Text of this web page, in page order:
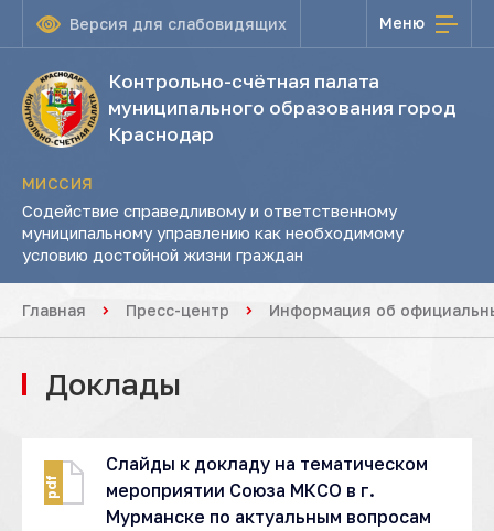
Версия для слабовидящих Меню
Контрольно-счётная палата
муниципального образования город
Краснодар
МИССИЯ
Содействие справедливому и ответственному
муниципальному управлению как необходимому
условию достойной жизни граждан
Главная Пресс-центр Информация об
Доклады
pdf
Слайды к докладу на тематическом
мероприятии Союза МКСО в г.
Мурманске по актуальным вопросам